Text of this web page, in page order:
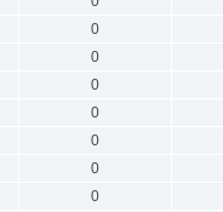
0
0
0
0
0
0
0